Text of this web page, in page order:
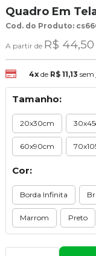
Quadro Em
Cod. do Produto:
A partir de R$ 44,50
4xde R$ 11,13 sem
Tamanho:
20x30cm
60x90cm
Cor:
Borda Infinita
Marrom Preto